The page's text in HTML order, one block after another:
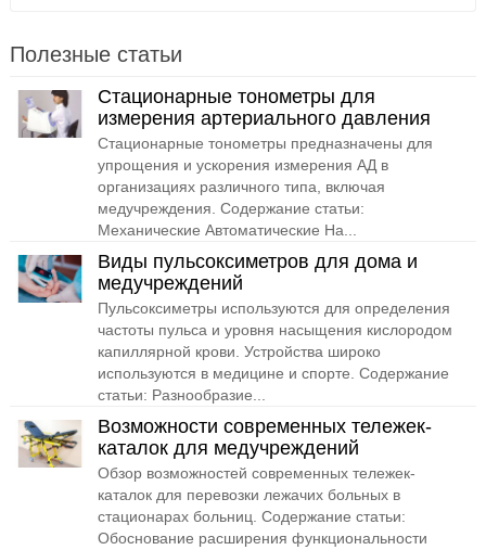
Полезные статьи
Стационарные тонометры для
измерения артериального давления
Стационарные тонометры предназначены для
упрощения и ускорения измерения АД в
организациях различного типа, включая
медучреждения. Содержание статьи:
Механические Автоматические На...
Виды пульсоксиметров для дома и
медучреждений
Пульсоксиметры используются для определения
частоты пульса и уровня насыщения кислородом
капиллярной крови. Устройства широко
используются в медицине и спорте. Содержание
статьи: Разнообразие...
Возможности современных тележек-
каталок для медучреждений
Обзор возможностей современных тележек-
каталок для перевозки лежачих больных в
стационарах больниц. Содержание статьи:
Обоснование расширения функциональности